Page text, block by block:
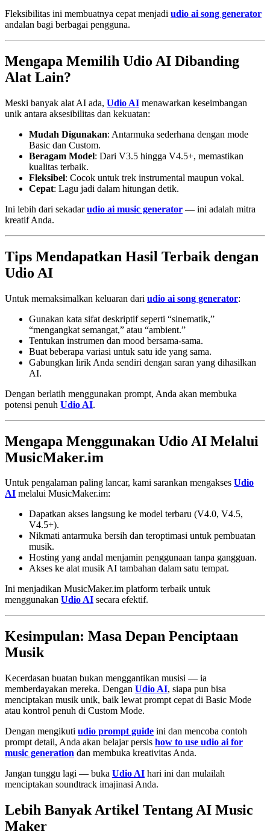
Fleksibilitas ini membuatnya cepat menjadi udio ai song generator
andalan bagi berbagai pengguna.
Mengapa Memilih Udio AI Dibanding
Alat Lain?
Meski banyak alat AI ada, Udio AI menawarkan keseimbangan
unik antara aksesibilitas dan kekuatan:
Mudah Digunakan: Antarmuka sederhana dengan mode
Basic dan Custom.
Beragam Model: Dari V3.5 hingga V4.5+, memastikan
kualitas terbaik.
Fleksibel: Cocok untuk trek instrumental maupun vokal.
Cepat: Lagu jadi dalam hitungan detik.
Ini lebih dari sekadarudio ai music generator — ini adalah mitra
kreatif Anda.
Tips Mendapatkan Hasil Terbaik dengan
Udio AI
Untuk memaksimalkan keluaran dari udio ai song generator:
Gunakan kata sifat deskriptif seperti “sinematik,”
“mengangkat semangat,” atau “ambient.”
Tentukan instrumen dan mood bersama-sama.
Buat beberapa variasi untuk satu ide yang sama.
Gabungkan lirik Anda sendiri dengan saran yang dihasilkan
AI.
Dengan berlatih menggunakan prompt, Anda akan membuka
potensi penuh Udio AI.
Mengapa Menggunakan Udio AI Melalui
MusicMaker.im
Untuk pengalaman paling lancar, kami sarankan mengakses Udio
AI melalui MusicMaker.im:
Dapatkan akses langsung ke model terbaru (V4.0, V4.5,
V4.5+).
Nikmati antarmuka bersih dan teroptimasi untuk pembuatan
musik.
Hosting yang andal menjamin penggunaan tanpa gangguan.
Akses ke alat musik AI tambahan dalam satu tempat.
Ini menjadikan MusicMaker.im platform terbaik untuk
menggunakan Udio AI secara efektif.
Kesimpulan: Masa Depan Penciptaan
Musik
Kecerdasan buatan bukan menggantikan musisi — ia
memberdayakan mereka. Dengan Udio AI, siapa pun bisa
menciptakan musik unik, baik lewat prompt cepat di Basic Mode
atau kontrol penuh di Custom Mode.
Dengan mengikuti udio prompt guide ini dan mencoba contoh
prompt detail, Anda akan belajar persis how to use udio ai for
music generation dan membuka kreativitas Anda.
Jangan tunggu lagi — buka Udio AI hari ini dan mulailah
menciptakan soundtrack imajinasi Anda.
Lebih Banyak Artikel Tentang AI Music
Maker